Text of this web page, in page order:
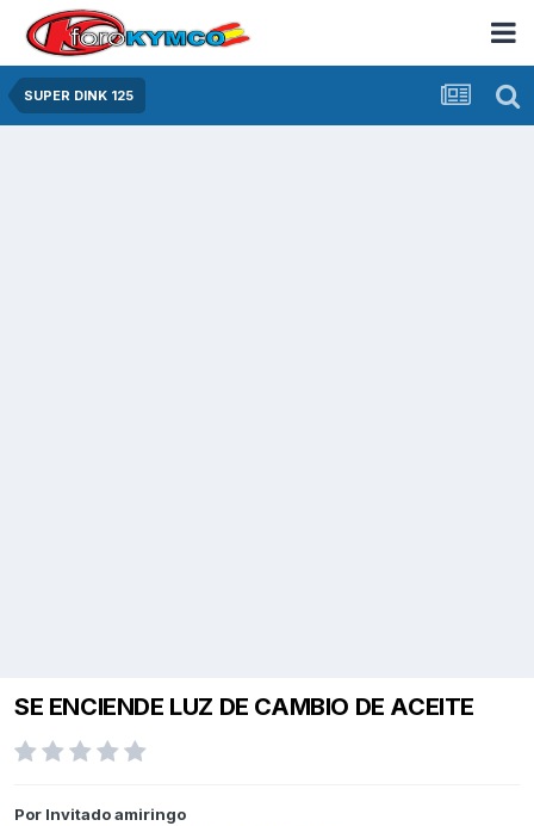
SUPER DINK 125
SE ENCIENDE LUZ DE CAMBIO DE ACEITE
Por Invitado amiringo